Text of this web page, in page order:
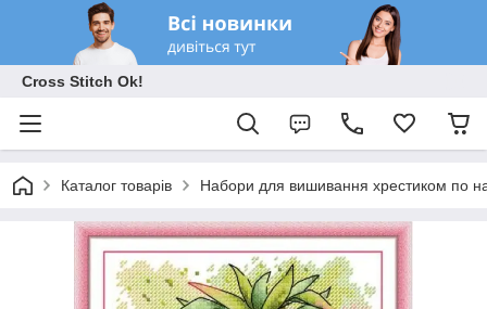
Cross Stitch Ok!
Каталог товарів Набори для вишивання хрестиком по